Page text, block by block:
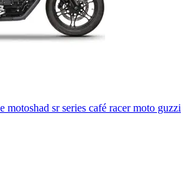
motoshad sr series café racer moto guzzi